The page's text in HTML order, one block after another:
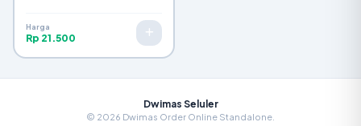
Harga
Rp 21.500
Dwimas Seluler
© 2026 Dwimas Order Online Standalone.